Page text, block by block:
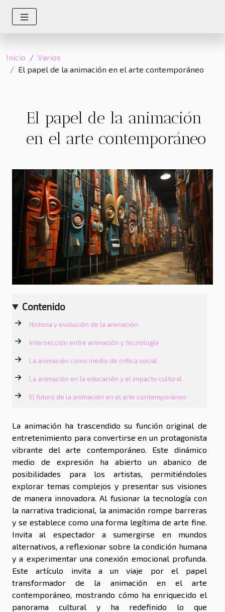
Inicio
Varios
El papel de la animación en el arte contemporáneo
El papel de la animación
en el arte contemporáneo
Contenido
Historia y evolución de la animación
Intersección entre animación y tecnología
La animación como medio de crítica social
La animación en la educación y el impacto cultural
El futuro de la animación en el arte contemporáneo
La animación ha trascendido su función original de
entretenimiento para convertirse en un protagonista
vibrante del arte contemporáneo. Este dinámico
medio de expresión ha abierto un abanico de
posibilidades para los artistas, permitiéndoles
explorar temas complejos y presentar sus visiones
de manera innovadora. Al fusionar la tecnología con
la narrativa tradicional, la animación rompe barreras
y se establece como una forma legítima de arte fine.
Invita al espectador a sumergirse en mundos
alternativos, a reflexionar sobre la condición humana
y a experimentar una conexión emocional profunda.
Este artículo invita a un viaje por el papel
transformador de la animación en el arte
contemporáneo, mostrando cómo ha enriquecido el
panorama cultural y ha redefinido lo que